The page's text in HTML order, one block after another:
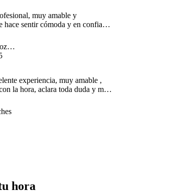
muy amable y
hace sentir cómoda y en confianza
en que ingresas a la consulta.
mucho detalle y claridad y se
responder cada una de tus
totalmente, fue una grata
experiencia, muy amable ,
la hora, aclara toda duda y me
confianza , la recomiendo
hora